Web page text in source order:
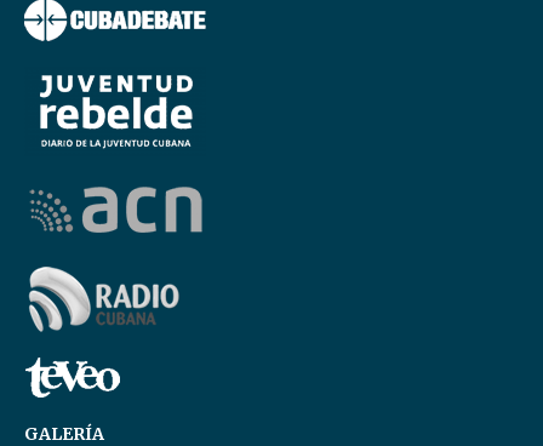
GALERÍA